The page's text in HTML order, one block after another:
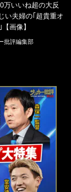
万いいね超の大反
い夫婦の｢超貴重オ
画像】
批評編集部